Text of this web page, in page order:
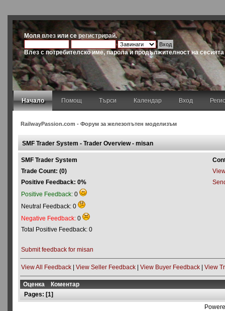
Молявлез или серегистрирай.
Влез с потребителско име, парола и продължителност на сесията
Начало Помощ Търси Календар Вход
RailwayPassion.com - Форум за железопътен моделизъм
SMF Trader System - Trader Overview - misan
SMF Trader System
Trade Count: (0)
Positive Feedback: 0%
Positive Feedback: 0
Neutral Feedback: 0
Negative Feedback: 0
Total Positive Feedback: 0
Submit feedback for misan
View All Feedback| View Seller Feedback| View Buyer Feedback| View
Оценка
Коментар
Pages: [1]